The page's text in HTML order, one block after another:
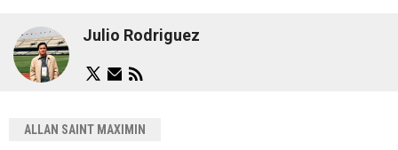
Julio Rodriguez
ALLAN SAINT MAXIMIN